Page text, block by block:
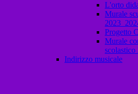
L'orto
Murale
Progetto
Murale
scolastico
Indirizzo musicale